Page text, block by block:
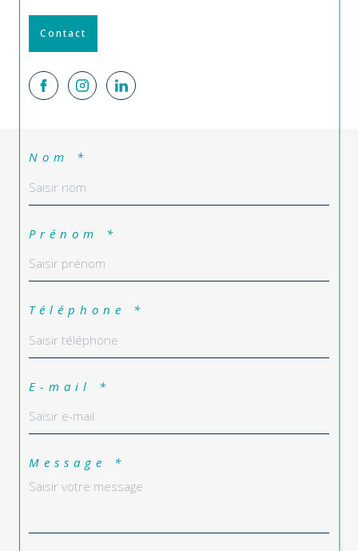
Nom *
Prénom *
Téléphone *
E-mail *
Message *
Contact